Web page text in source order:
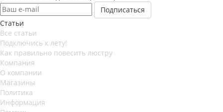
Статьи
Все статьи
Подключись к лету!
Как правильно повесить люстру
Компания
О компании
Магазины
Политика
Информация